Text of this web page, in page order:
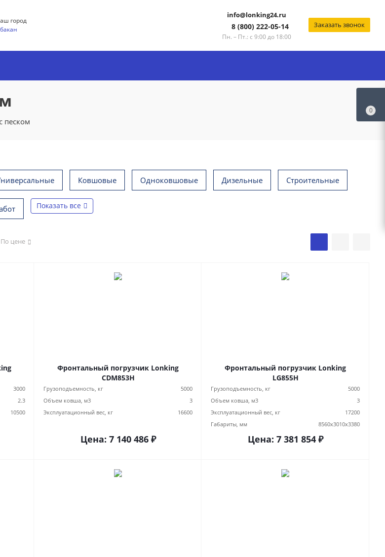
город
info@lonking24.ru
8 (800) 222-05-14
Пн. – Пт.: с 9:00 до 18:00
Заказать звонок
песком
Ковшовые Одноковшовые Дизельные Строительные
Показать все
По цене
3000
2.3
10500
Фронтальный погрузчик Lonking
CDM853H
Грузоподъемность, кг
5000
Объем ковша, м3
3
Эксплуатационный вес, кг
16600
Цена: 7 140 486₽
Фронтальный погрузчик Lonking
LG855H
Грузоподъемность, кг
5000
Объем ковша, м3
3
Эксплуатационный вес, кг
17200
Габариты, мм
8560х3010х3380
Цена: 7 381 854₽
0